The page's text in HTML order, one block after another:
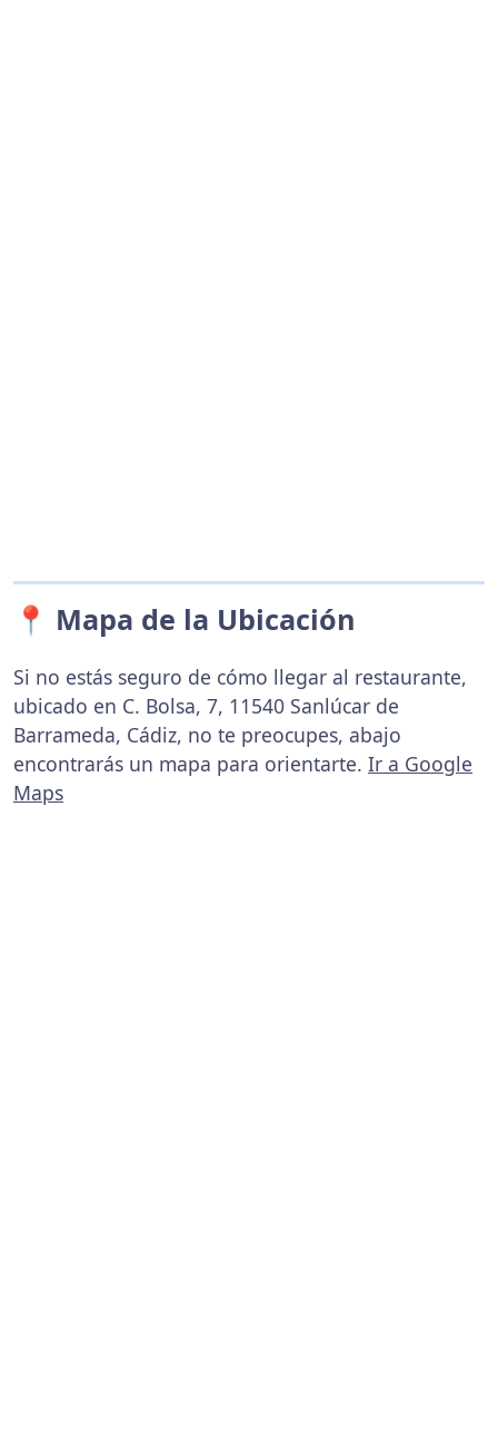
📍 Mapa de la Ubicación
Si no estás seguro de cómo llegar al restaurante,
ubicado en C. Bolsa, 7, 11540 Sanlúcar de
Barrameda, Cádiz, no te preocupes, abajo
encontrarás un mapa para orientarte. Ir a Google
Maps